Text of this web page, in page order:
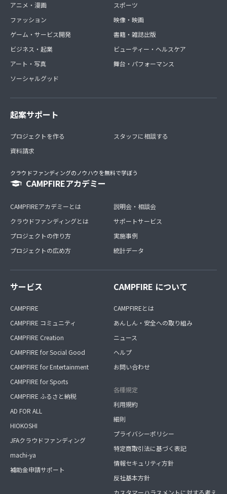
アニメ・漫画
ファッション
ゲーム・サービス開発
ビジネス・起業
アート・写真
ソーシャルグッド
スポーツ
映像・映画
書籍・雑誌出版
ビューティー・ヘルスケア
舞台・パフォーマンス
起案サポート
プロジェクトを作る
資料請求
スタッフに相談する
クラウドファンディングのノウハウを無料で学ぼう
CAMPFIREアカデミー
CAMPFIREアカデミーとは
クラウドファンディングとは
プロジェクトの作り方
プロジェクトの広め方
説明会・相談会
サポートサービス
実施事例
統計データ
サービス
CAMPFIRE
CAMPFIRE コミュニティ
CAMPFIRE Creation
CAMPFIRE for Social Good
CAMPFIRE for Entertainment
CAMPFIRE for Sports
CAMPFIRE ふるさと納税
AD FOR ALL
HIOKOSHI
JFAクラウドファンディング
machi-ya
補助金申請サポート
CAMPFIRE について
CAMPFIREとは
あんしん・安全への取り組み
ニュース
ヘルプ
お問い合わせ
各種規定
利用規約
細則
プライバシーポリシー
特定商取引法に基づく表記
情報セキュリティ方針
反社基本方針